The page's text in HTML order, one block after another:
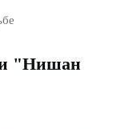
"Нишан